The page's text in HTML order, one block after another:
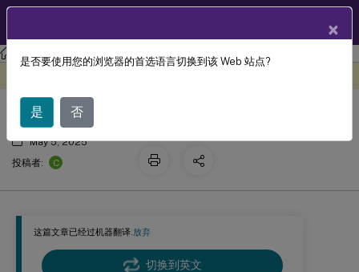
Linux 虚拟投递代理 Linux 虚拟投递代理 2407
这篇文章已经过机器翻译.放弃
切换到英文
其他
May 5, 2025
投稿者:
C
×
是否要使用您的浏览器的首选语言切换到该 Web 站点?
是 否